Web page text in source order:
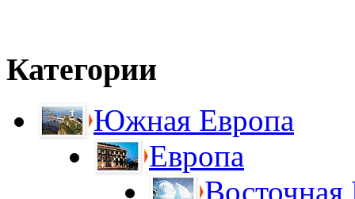
Категории
Южная Европа
Европа
Восточная